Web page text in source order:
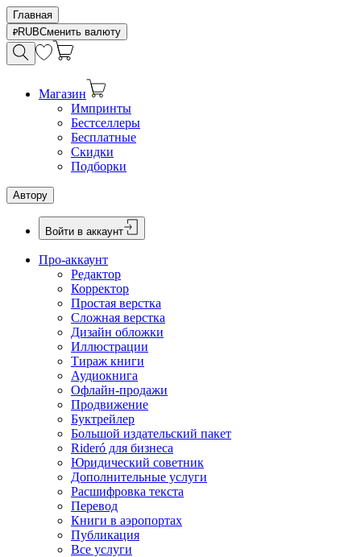
Главная
RUBСменить валюту
Магазин
Импринты
Бестселлеры
Бесплатные
Скидки
Подборки
Автору
Войти в аккаунт
Про-аккаунт
Редактор
Корректор
Простая верстка
Сложная верстка
Дизайн обложки
Иллюстрации
Тираж книги
Аудиокнига
Офлайн-продажи
Продвижение
Буктрейлер
Большой издательский пакет
Rideró для бизнеса
Юридический советник
Дополнительные услуги
Расшифровка текста
Перевод
Книги в аэропортах
Публикация
Все услуги